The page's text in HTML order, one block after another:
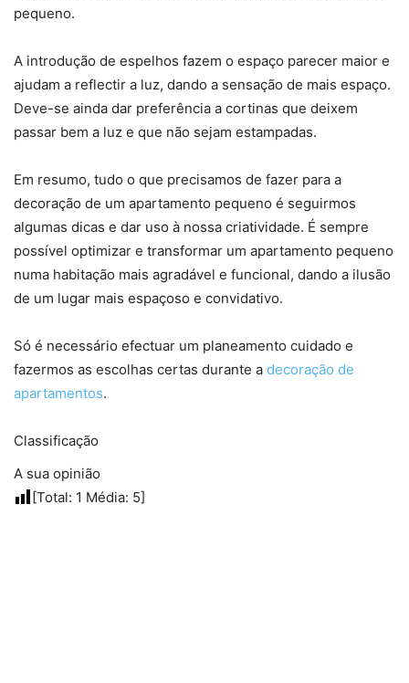
pequeno.
A introdução de espelhos fazem o espaço parecer maior e
ajudam a reflectir a luz, dando a sensação de mais espaço.
Deve-se ainda dar preferência a cortinas que deixem
passar bem a luz e que não sejam estampadas.
Em resumo, tudo o que precisamos de fazer para a
decoração de um apartamento pequeno é seguirmos
algumas dicas e dar uso à nossa criatividade. É sempre
possível optimizar e transformar um apartamento pequeno
numa habitação mais agradável e funcional, dando a ilusão
de um lugar mais espaçoso e convidativo.
Só é necessário efectuar um planeamento cuidado e
fazermos as escolhas certas durante a decoração de
apartamentos.
Classificação
A sua opinião
[Total: 1 Média: 5]